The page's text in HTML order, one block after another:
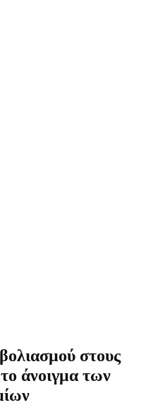
στους
άνοιγμα των